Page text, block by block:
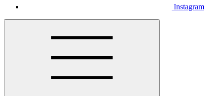
Instagram